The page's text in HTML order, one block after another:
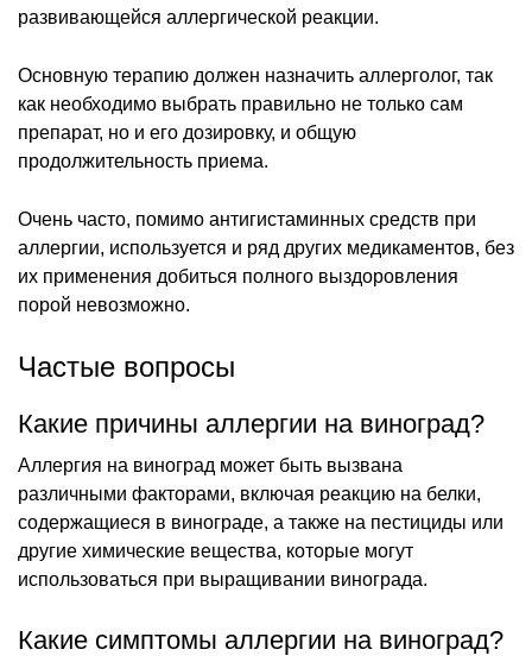
развивающейся аллергической реакции.
Основную терапию должен назначить аллерголог, так
как необходимо выбрать правильно не только сам
препарат, но и его дозировку, и общую
продолжительность приема.
Очень часто, помимо антигистаминных средств при
аллергии, используется и ряд других медикаментов, без
их применения добиться полного выздоровления
порой невозможно.
Частые вопросы
Какие причины аллергии на виноград?
Аллергия на виноград может быть вызвана
различными факторами, включая реакцию на белки,
содержащиеся в винограде, а также на пестициды или
другие химические вещества, которые могут
использоваться при выращивании винограда.
Какие симптомы аллергии на виноград?